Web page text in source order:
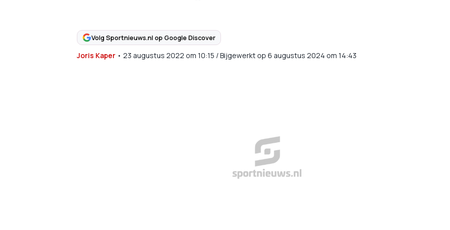
Volg Sportnieuws.nl op Google Discover
Joris Kaper• 23 augustus 2022 om 10:15 /Bijgewerkt op 6 augustus 2024 om 14:43